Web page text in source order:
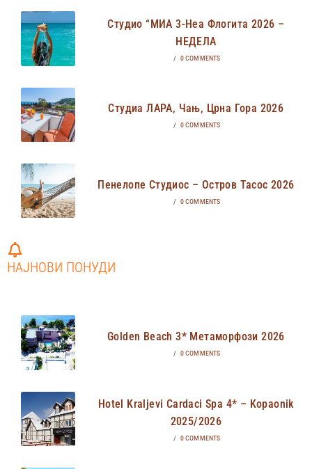
Студио “МИА 3-Неа Флогита 2026 –
НЕДЕЛА
/ 0 COMMENTS
Студиа ЛАРА, Чањ, Црна Гора 2026
/ 0 COMMENTS
Пенелопе Студиос – Остров Тасос 2026
/ 0 COMMENTS
НАЈНОВИ ПОНУДИ
Golden Beach 3* Метаморфози 2026
/ 0 COMMENTS
Hotel Kraljevi Cardaci Spa 4* – Kopaonik
2025/2026
/ 0 COMMENTS